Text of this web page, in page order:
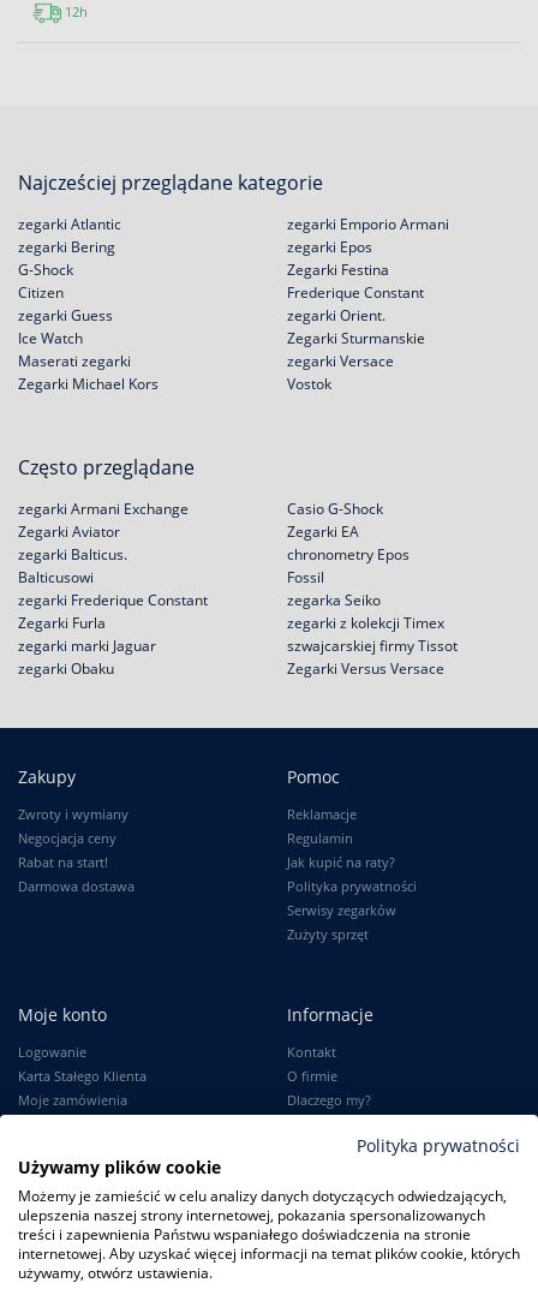
12h
Najcześciej przeglądane kategorie
zegarki Atlantic
zegarki Bering
G-Shock
Citizen
zegarki Emporio Armani
zegarki Epos
Zegarki Festina
Frederique Constant
zegarki Guess
Ice Watch
Maserati zegarki
Zegarki Michael Kors
zegarki Orient.
Zegarki Sturmanskie
zegarki Versace
Vostok
Często przeglądane
zegarki Armani Exchange
Zegarki Aviator
zegarki Balticus.
Balticusowi
Casio G-Shock
Zegarki EA
chronometry Epos
Fossil
zegarki Frederique Constant
Zegarki Furla
zegarki marki Jaguar
zegarki Obaku
zegarka Seiko
zegarki z kolekcji Timex
szwajcarskiej firmy Tissot
Zegarki Versus Versace
Zakupy
Zwroty i wymiany
Negocjacja ceny
Rabat na start!
Darmowa dostawa
Pomoc
Reklamacje
Regulamin
Jak kupić na raty?
Polityka prywatności
Serwisy zegarków
Zużyty sprzęt
Moje konto
Logowanie
Karta Stałego Klienta
Moje zamówienia
Informacje
Kontakt
O firmie
Dlaczego my?
ZegarkiCentrum.pl
Polityka prywatności
Używamy plików cookie
Możemy je zamieścić w celu analizy danych dotyczących odwiedzających,
ulepszenia naszej strony internetowej, pokazania spersonalizowanych
treści i zapewnienia Państwu wspaniałego doświadczenia na stronie
internetowej. Aby uzyskać więcej informacji na temat plików cookie, których
używamy, otwórz ustawienia.